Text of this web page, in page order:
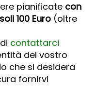
pianificate con
100 Euro(oltre
contattarci
del vostro
che si desidera
fornirvi